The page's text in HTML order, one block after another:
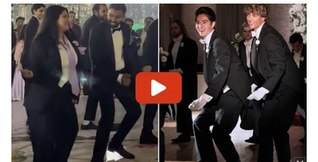
"ರಾಜಕೀಯ ಬೇಡ, ಸಿನಿಮಾನೇ ಪ್ರಾಣ":
ಕನಕೋತ್ಸವದಲ್ಲಿ ರಿಷಬ್ ಶೆಟ್ಟಿ | Rishab
Shetty speech | Suvarna News
ಶೇ.50 ರಿಂದ ಶೇ.18 ಕ್ಕೆ TAX ಇಳಿಕೆ: ಮೋದಿ-
ಟ್ರಂಪ್ ಐತಿಹಾಸಿಕ ಒಪ್ಪಂದ | India US
Trade Deal | Party Rounds